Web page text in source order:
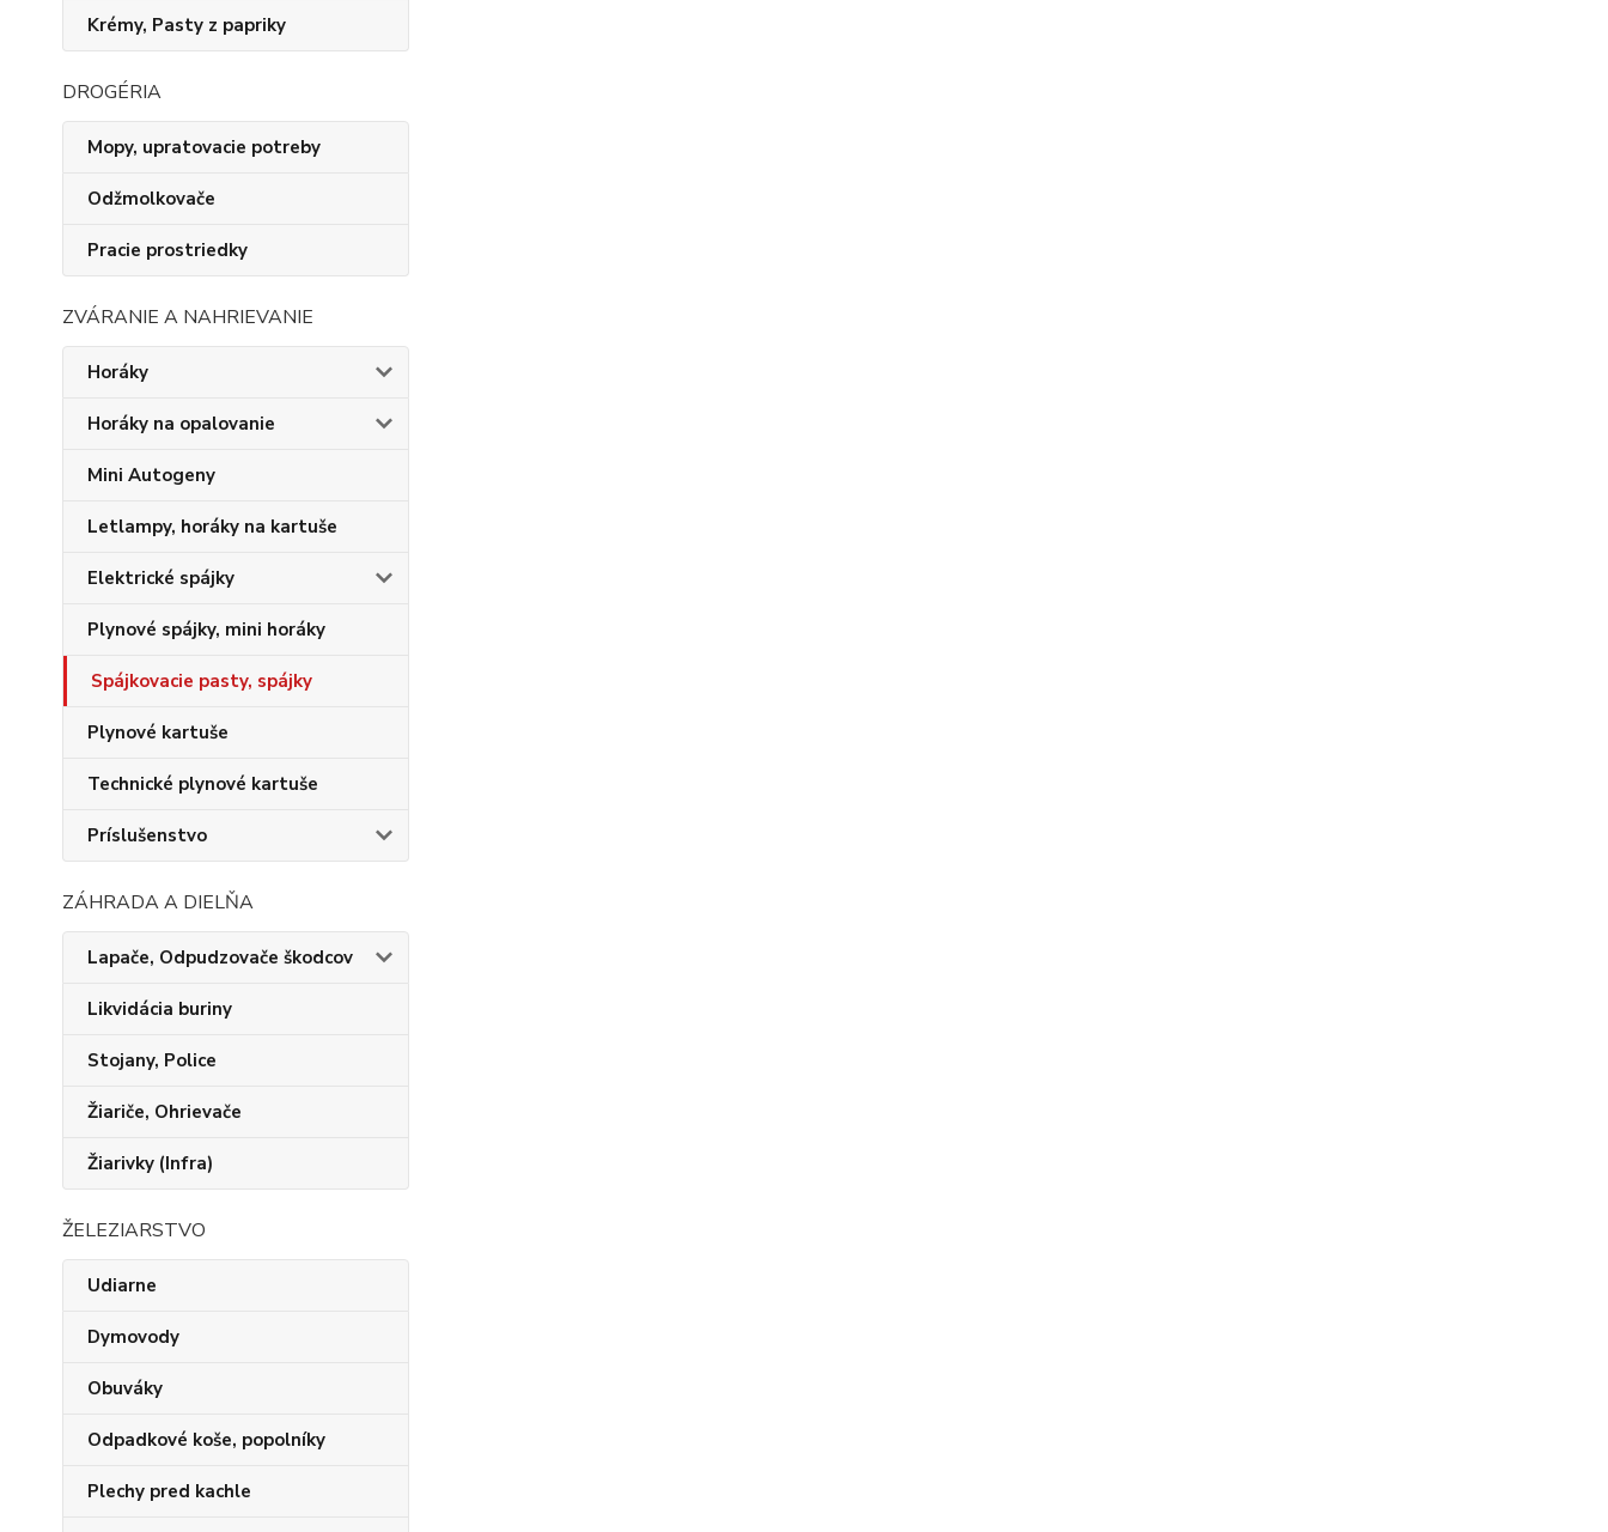
Krémy, Pasty z papriky
DROGÉRIA
Mopy, upratovacie potreby
Odžmolkovače
Pracie prostriedky
ZVÁRANIE A NAHRIEVANIE
Horáky
Horáky na opalovanie
Mini Autogeny
Letlampy, horáky na kartuše
Elektrické spájky
Plynové spájky, mini horáky
Spájkovacie pasty, spájky
Plynové kartuše
Technické plynové kartuše
Príslušenstvo
ZÁHRADA A DIELŇA
Lapače, Odpudzovače škodcov
Likvidácia buriny
Stojany, Police
Žiariče, Ohrievače
Žiarivky (Infra)
ŽELEZIARSTVO
Udiarne
Dymovody
Obuváky
Odpadkové koše, popolníky
Plechy pred kachle